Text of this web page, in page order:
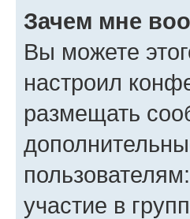
Зачем мне
Вы можете
настроил
размещать
участие в